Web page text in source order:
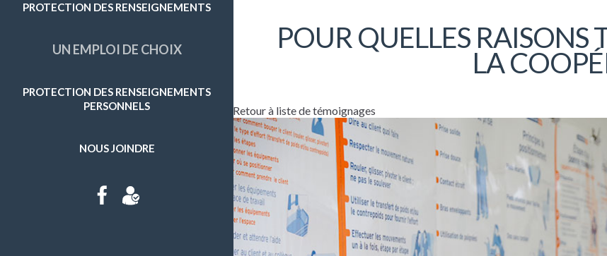
APPROVISIONNEMENT ET AUTRES COURSES
PROTECTION DES RENSEIGNEMENTS
UN EMPLOI DE CHOIX
PROTECTION DES RENSEIGNEMENTS
PERSONNELS
NOUS JOINDRE
FACEBOOK
POUR QUELLES RAISONS
LA
Retour à liste de témoignages